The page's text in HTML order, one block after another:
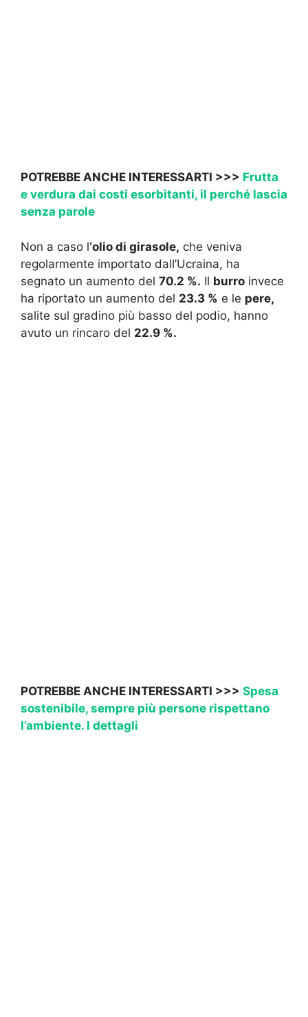
POTREBBE ANCHE INTERESSARTI >>> Frutta
e verdura dai costi esorbitanti, il perché lascia
senza parole
Non a caso l‘olio di girasole, che veniva
regolarmente importato dall’Ucraina, ha
segnato un aumento del 70.2 %. Il burro invece
ha riportato un aumento del 23.3 % e le pere,
salite sul gradino più basso del podio, hanno
avuto un rincaro del 22.9 %.
POTREBBE ANCHE INTERESSARTI >>> Spesa
sostenibile, sempre più persone rispettano
l’ambiente. I dettagli